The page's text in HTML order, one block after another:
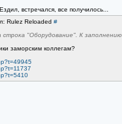
встречался, все получилось...
Rulez Reloaded #
"Оборудование". К
заморским коллегам?